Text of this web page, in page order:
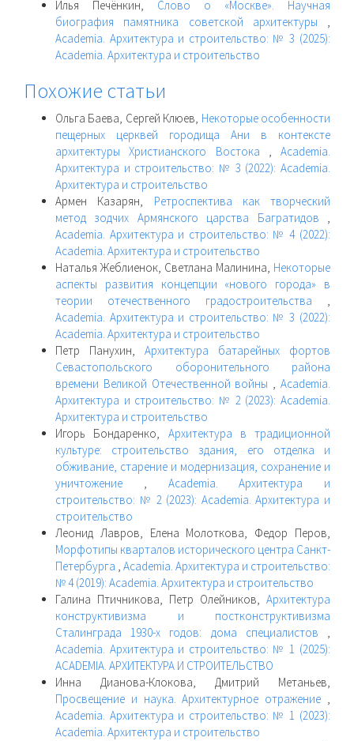
Илья Печёнкин, Слово о «Москве». Научная
биография памятника советской архитектуры ,
Academia. Архитектура и строительство: № 3 (2025):
Academia. Архитектура и строительство
Похожие статьи
Ольга Баева, Сергей Клюев, Некоторые особенности
пещерных церквей городища Ани в контексте
архитектуры Христианского Востока , Academia.
Архитектура и строительство: № 3 (2022): Academia.
Архитектура и строительство
Армен Казарян, Ретроспектива как творческий
метод зодчих Армянского царства Багратидов ,
Academia. Архитектура и строительство: № 4 (2022):
Academia. Архитектура и строительство
Наталья Жеблиенок, Светлана Малинина, Некоторые
аспекты развития концепции «нового города» в
теории отечественного градостроительства ,
Academia. Архитектура и строительство: № 3 (2022):
Academia. Архитектура и строительство
Петр Панухин, Архитектура батарейных фортов
Севастопольского оборонительного района
времени Великой Отечественной войны ,Academia.
Архитектура и строительство: № 2 (2023): Academia.
Архитектура и строительство
Игорь Бондаренко, Архитектура в традиционной
культуре: строительство здания, его отделка и
обживание, старение и модернизация, сохранение и
уничтожение , Academia. Архитектура и
строительство: № 2 (2023): Academia. Архитектура и
строительство
Леонид Лавров, Елена Молоткова, Федор Перов,
Морфотипы кварталов исторического центра Санкт-
Петербурга , Academia. Архитектура и строительство:
№ 4 (2019): Academia. Архитектура и строительство
Галина Птичникова, Петр Олейников, Архитектура
конструктивизма и постконструктивизма
Сталинграда 1930-х годов: дома специалистов ,
Academia. Архитектура и строительство: № 1 (2025):
ACADEMIA. АРХИТЕКТУРА И СТРОИТЕЛЬСТВО
Инна Дианова-Клокова, Дмитрий Метаньев,
Просвещение и наука. Архитектурное отражение ,
Academia. Архитектура и строительство: № 1 (2023):
Academia. Архитектура и строительство